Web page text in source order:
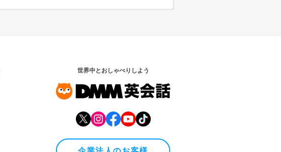
世界中とおしゃべりしよう